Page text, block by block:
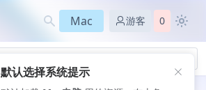
Mac 游客 0
默认选择系统提示